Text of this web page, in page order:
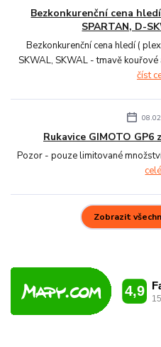
Bezkonkurenční cena
SPARTAN, D-
Bezkonkurenční cena hledí (
SKWAL, SKWAL - tmavě
číst
Rukavice GIMOTO GP6
Pozor - pouze limitované
celé
Zobrazit